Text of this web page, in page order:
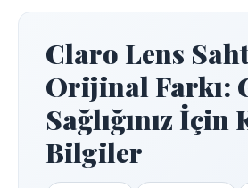
Claro Lens
Orijinal Farkı:
Sağlığınız
Bilgiler